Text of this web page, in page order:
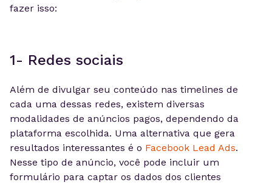
fazer isso:
1- Redes sociais
Além de divulgar seu conteúdo nas timelines de
cada uma dessas redes, existem diversas
modalidades de anúncios pagos, dependendo da
plataforma escolhida. Uma alternativa que gera
resultados interessantes é o Facebook Lead Ads.
Nesse tipo de anúncio, você pode incluir um
formulário para captar os dados dos clientes